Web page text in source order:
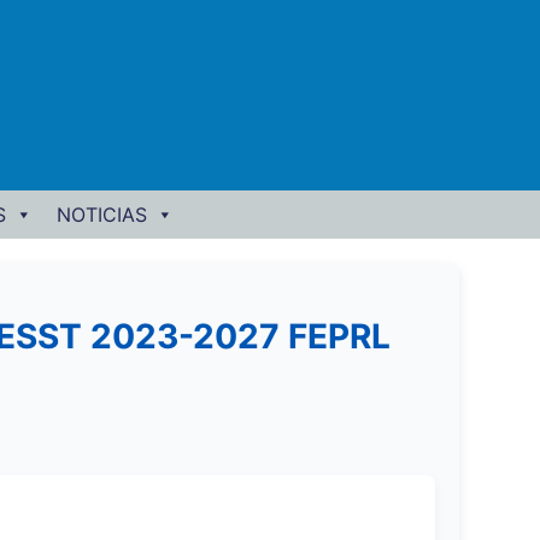
NOTICIAS
2023-2027 FEPRL